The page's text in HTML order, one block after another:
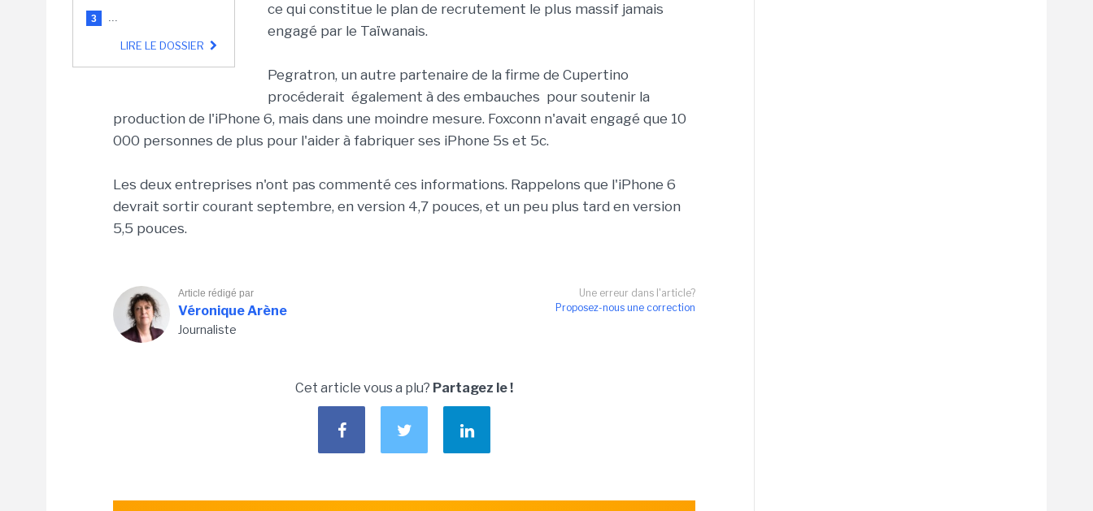
3 ...
LIRE LE DOSSIER
ce qui constitue le plan de recrutement le plus massif jamais
engagé par le Taïwanais.
Pegratron, un autre partenaire de la firme de Cupertino
procéderait également à des embauches pour soutenir la
production de l'iPhone 6, mais dans une moindre mesure. Foxconn n'avait engagé que 10
000 personnes de plus pour l'aider à fabriquer ses iPhone 5s et 5c.
Les deux entreprises n'ont pas commenté ces informations. Rappelons que l'iPhone 6
devrait sortir courant septembre, en version 4,7 pouces, et un peu plus tard en version
5,5 pouces.
Une erreur dans l'article?
Proposez-nous une correction
Article rédigé par
Véronique Arène
Journaliste
Cet article vous a plu? Partagez le !